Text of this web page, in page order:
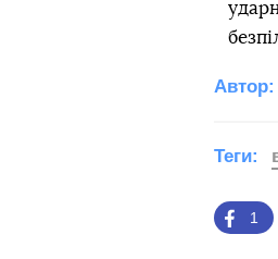
Автор:
1
Теги: